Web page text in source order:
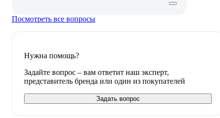
Посмотреть все вопросы
Нужна помощь?
Задайте вопрос – вам ответит наш эксперт,
представитель бренда или один из покупателей
Задать вопрос